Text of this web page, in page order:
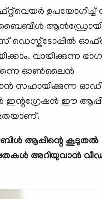
ഉപയോഗിച്ച്
ബൈബിള്‍
ഡെസ്ക്ടോപ്പില്‍
വായിക്കുന്ന
ഓണ്‍ലൈന്‍
സഹായിക്കുന്ന
ഈ
ആപ്പിന്റെ കൂടുതല്‍
അറിയുവാന്‍